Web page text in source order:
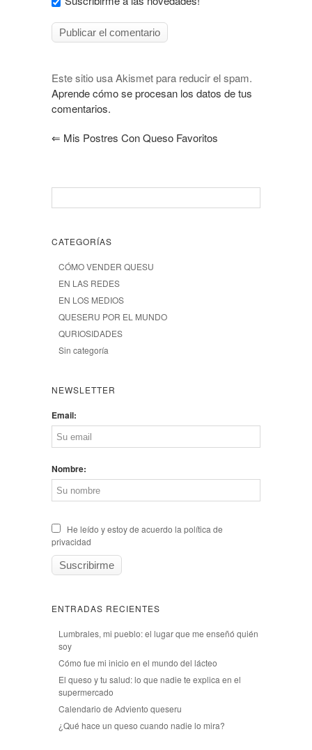
Este sitio usa Akismet para reducir el spam.
Aprende cómo se procesan los datos de tus
comentarios.
⇐ Mis Postres Con Queso Favoritos
CATEGORÍAS
CÓMO VENDER QUESU
EN LAS REDES
EN LOS MEDIOS
QUESERU POR EL MUNDO
QURIOSIDADES
Sin categoría
NEWSLETTER
Email:
Nombre:
He leído y estoy de acuerdo la política de
privacidad
ENTRADAS RECIENTES
Lumbrales, mi pueblo: el lugar que me enseñó quién
soy
Cómo fue mi inicio en el mundo del lácteo
El queso y tu salud: lo que nadie te explica en el
supermercado
Calendario de Adviento queseru
¿Qué hace un queso cuando nadie lo mira?